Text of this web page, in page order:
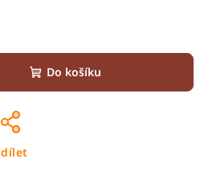
Do košíku